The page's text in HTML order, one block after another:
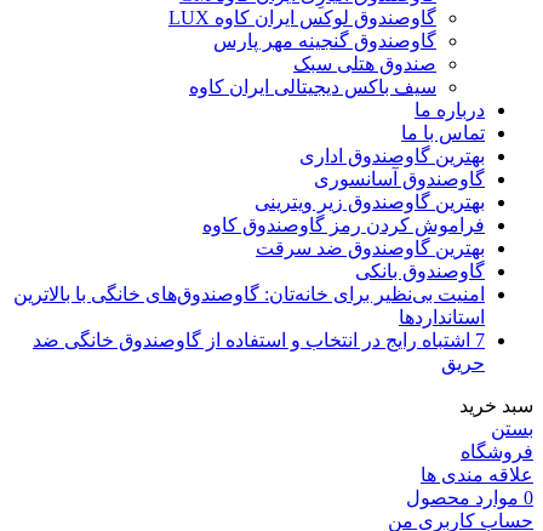
گاوصندوق لوکس ایران کاوه LUX
گاوصندوق گنجینه مهر پارس
صندوق هتلی سبک
سیف باکس دیجیتالی ایران کاوه
درباره ما
تماس با ما
بهترین گاوصندوق اداری
گاوصندوق آسانسوری
بهترین گاوصندوق زیر ویترینی
فراموش کردن رمز گاوصندوق کاوه
بهترین گاوصندوق ضد سرقت
گاوصندوق بانکی
امنیت بی‌نظیر برای خانه‌تان: گاوصندوق‌های خانگی با بالاترین
استانداردها
7 اشتباه رایج در انتخاب و استفاده از گاوصندوق خانگی ضد
حریق
سبد خرید
بستن
فروشگاه
علاقه مندی ها
0 موارد محصول
حساب کاربری من